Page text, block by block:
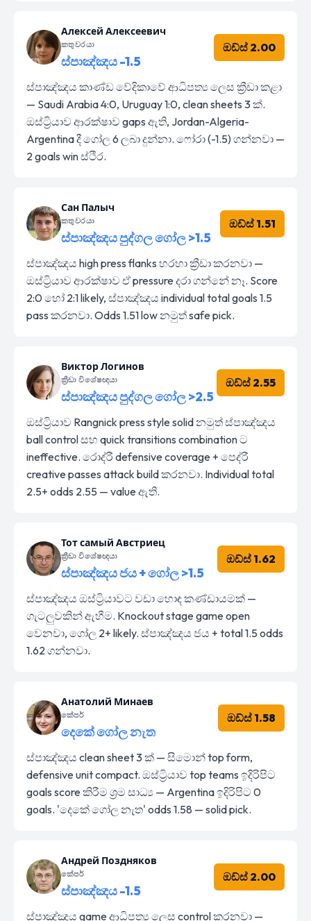
Алексей Алексеевич
කතුවරයා
ස්පාඤ්ඤය -1.5
ඔඩ්ස් 2.00
ස්පාඤ්ඤය කාණ්ඩ වේදිකාවේ ආධිපත්‍ය ලෙස ක්‍රීඩා කළා
— Saudi Arabia 4:0, Uruguay 1:0, clean sheets 3 ක්.
ඔස්ට්‍රියාව ආරක්ෂාව gaps ඇති, Jordan-Algeria-
Argentina දී ගෝල 6 ලබා දුන්නා. ෆෝරා (-1.5) ගන්නවා —
2 goals win ස්ථිර.
Сан Палыч
කතුවරයා
ස්පාඤ්ඤය පුද්ගල ගෝල >1.5
ඔඩ්ස් 1.51
ස්පාඤ්ඤය high press flanks හරහා ක්‍රීඩා කරනවා —
ඔස්ට්‍රියාව ආරක්ෂාව ඒ pressure දරා ගන්නේ නෑ. Score
2:0 හෝ 2:1 likely, ස්පාඤ්ඤය individual total goals 1.5
pass කරනවා. Odds 1.51 low නමුත් safe pick.
Виктор Логинов
ක්‍රීඩා විශේෂඥයා
ස්පාඤ්ඤය පුද්ගල ගෝල >2.5
ඔඩ්ස් 2.55
ඔස්ට්‍රියාව Rangnick press style solid නමුත් ස්පාඤ්ඤය
ball control සහ quick transitions combination ට
ineffective. රොද්රී defensive coverage + පෙද්රී
creative passes attack build කරනවා. Individual total
2.5+ odds 2.55 — value ඇති.
Тот самый Австриец
ක්‍රීඩා විශේෂඥයා
ස්පාඤ්ඤය ජය + ගෝල >1.5
ඔඩ්ස් 1.62
ස්පාඤ්ඤය ඔස්ට්‍රියාවට වඩා හොඳ කණ්ඩායමක් —
ගැටලුවකින් ඇහීම. Knockout stage game open
වෙනවා, ගෝල 2+ likely. ස්පාඤ්ඤය ජය + total 1.5 odds
1.62 ගන්නවා.
Анатолий Минаев
කේපර්
දෙකේ ගෝල නැත
ඔඩ්ස් 1.58
ස්පාඤ්ඤය clean sheet 3 ක් — සිමොන් top form,
defensive unit compact. ඔස්ට්‍රියාව top teams ඉදිරිපිට
goals score කිරීම ශ්‍රම සාධ්‍ය — Argentina ඉදිරිපිට 0
goals. 'දෙකේ ගෝල නැත' odds 1.58 — solid pick.
Андрей Поздняков
කේපර්
ස්පාඤ්ඤය -1.5
ඔඩ්ස් 2.00
ස්පාඤ්ඤය game ආධිපත්‍ය ලෙස control කරනවා —